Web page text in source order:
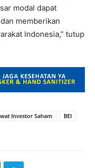
modal dapat
memberikan
Indonesia,” tutup
Investor Saham
BEI